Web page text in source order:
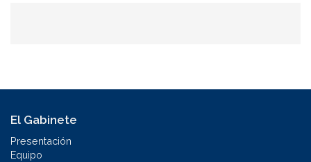
El Gabinete
Presentación
Equipo